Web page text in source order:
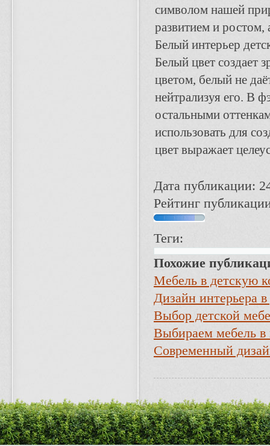
символом нашей
развитием и
Белый интерьер
Белый цвет создает
цветом, белый не
нейтрализуя его. В
остальными
использовать для
цвет выражает
Дата публикации:
Рейтинг
Теги:
Похожие
Мебель в детскую
Дизайн интерьера
Выбор детской
Выбираем мебель
Современный